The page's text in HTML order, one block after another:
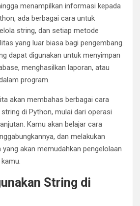
menampilkan informasi kepada
ada berbagai cara untuk
string, dan setiap metode
yang luar biasa bagi pengembang.
dapat digunakan untuk menyimpan
menghasilkan laporan, atau
program.
akan membahas berbagai cara
di Python, mulai dari operasi
Kamu akan belajar cara
dan melakukan
akan memudahkan pengelolaan
String di